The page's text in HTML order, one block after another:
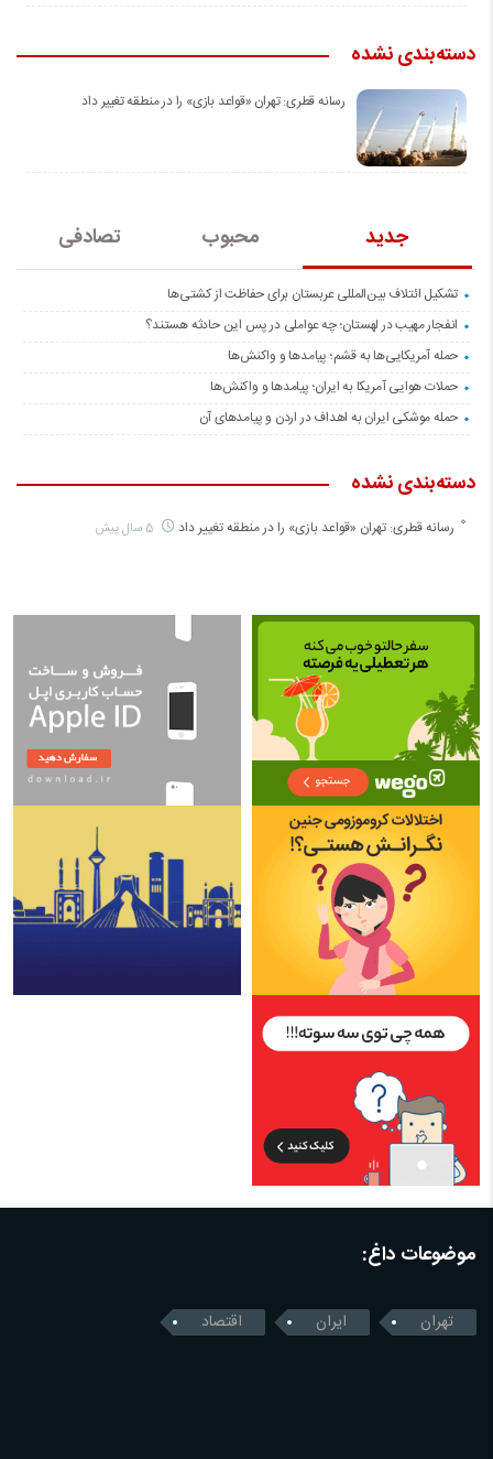
دسته‌بندی نشده
رسانه قطری: تهران «قواعد بازی» را در منطقه تغییر داد
جدید محبوب تصادفی
تشکیل ائتلاف بین‌المللی عربستان برای حفاظت از کشتی‌ها
انفجار مهیب در لهستان؛ چه عواملی در پس این حادثه هستند؟
حمله آمریکایی‌ها به قشم؛ پیامدها و واکنش‌ها
حملات هوایی آمریکا به ایران؛ پیامدها و واکنش‌ها
حمله موشکی ایران به اهداف در اردن و پیامدهای آن
دسته‌بندی نشده
رسانه قطری: تهران «قواعد بازی» را در منطقه تغییر داد
موضوعات داغ:
تهران ایران اقتصاد